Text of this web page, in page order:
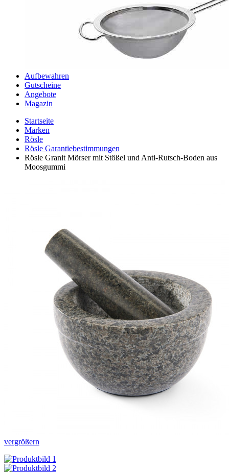
Aufbewahren
Gutscheine
Angebote
Magazin
Startseite
Marken
Rösle
Rösle Garantiebestimmungen
Rösle Granit Mörser mit Stößel und Anti-Rutsch-Boden aus
Moosgummi
vergrößern